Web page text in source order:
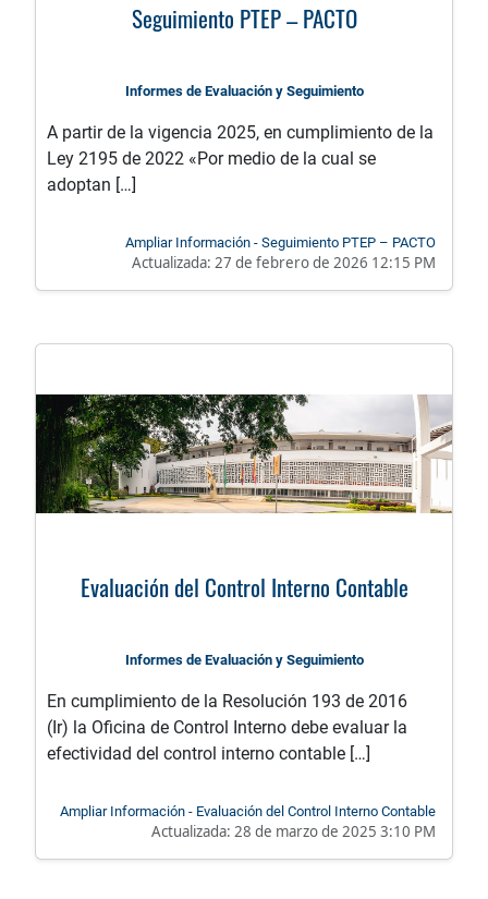
Seguimiento PTEP – PACTO
Informes de Evaluación y Seguimiento
A partir de la vigencia 2025, en cumplimiento de la
Ley 2195 de 2022 «Por medio de la cual se
adoptan […]
Ampliar Información - Seguimiento PTEP – PACTO
Actualizada: 27 de febrero de 2026 12:15 PM
Evaluación del Control Interno Contable
Informes de Evaluación y Seguimiento
En cumplimiento de la Resolución 193 de 2016
(Ir) la Oficina de Control Interno debe evaluar la
efectividad del control interno contable […]
Ampliar Información - Evaluación del Control Interno Contable
Actualizada: 28 de marzo de 2025 3:10 PM